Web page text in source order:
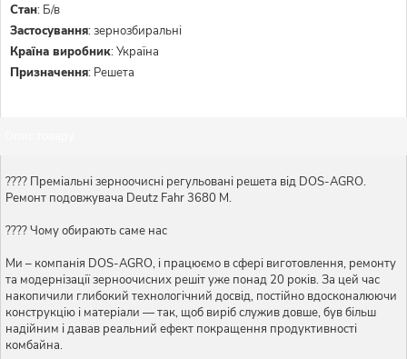
Стан: Б/в
Застосування:зернозбиральні
Країна виробник:Україна
Призначення: Решета
???? Преміальні зерноочисні регульовані решета від DOS-AGRO.
Ремонт подовжувача Deutz Fahr 3680 М.
???? Чому обирають саме нас
Ми – компанія DOS-AGRO, і працюємо в сфері виготовлення, ремонту
та модернізації зерноочисних решіт уже понад 20 років. За цей час
накопичили глибокий технологічний досвід, постійно вдосконалюючи
конструкцію і матеріали — так, щоб виріб служив довше, був більш
надійним і давав реальний ефект покращення продуктивності
комбайна.